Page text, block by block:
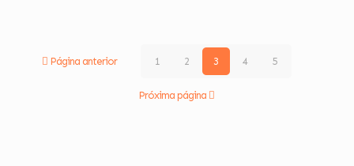
Página anterior 1 2 3 4 5
Próxima página